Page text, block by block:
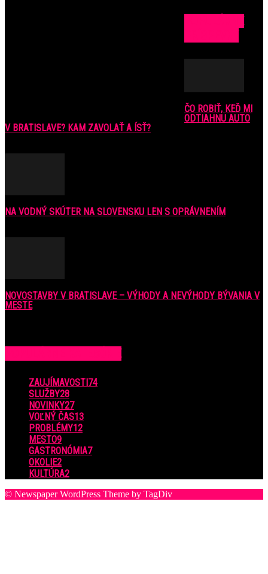
ČO ROBIŤ, KEĎ MI
ODTIAHNU AUTO
V BRATISLAVE? KAM ZAVOLAŤ A ÍSŤ?
NA VODNÝ SKÚTER NA SLOVENSKU LEN S OPRÁVNENÍM
NOVOSTAVBY V BRATISLAVE – VÝHODY A NEVÝHODY BÝVANIA V
MESTE
ZAUJÍMAVOSTI74
SLUŽBY28
NOVINKY27
VOĽNÝ ČAS13
PROBLÉMY12
MESTO9
GASTRONÓMIA7
OKOLIE2
KULTÚRA2
© Newspaper WordPress Theme by TagDiv